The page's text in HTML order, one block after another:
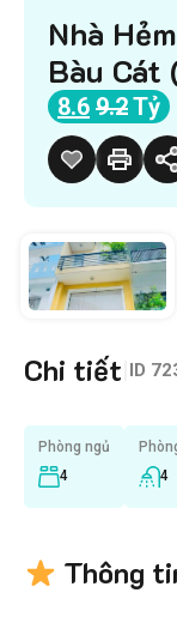
Nhà
Bàu
8.6 9.2Tỷ
Chi tiết ID
Phòng ngủ
4
4
Thông